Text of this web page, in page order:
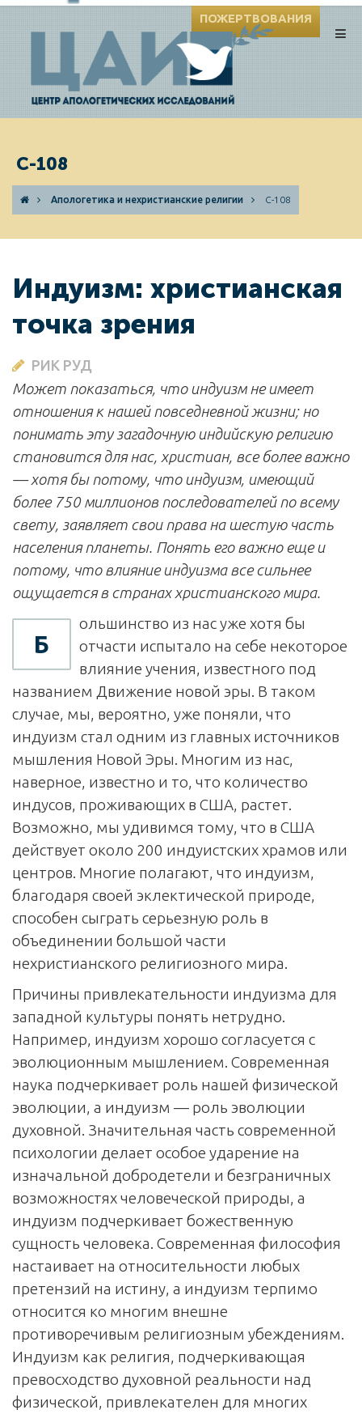
ПОЖЕРТВОВАНИЯ
C-108
Апологетика и нехристианские религии C-108
Индуизм: христианская
точка зрения
РИК РУД
Может показаться, что индуизм не имеет
отношения к нашей повседневной жизни; но
понимать эту загадочную индийскую религию
становится для нас, христиан, все более важно
— хотя бы потому, что индуизм, имеющий
более 750 миллионов последователей по всему
свету, заявляет свои права на шестую часть
населения планеты. Понять его важно еще и
потому, что влияние индуизма все сильнее
ощущается в странах христианского мира.
Б
ольшинство из нас уже хотя бы
отчасти испытало на себе некоторое
влияние учения, известного под
названием Движение новой эры. В таком
случае, мы, вероятно, уже поняли, что
индуизм стал одним из главных источников
мышления Новой Эры. Многим из нас,
наверное, известно и то, что количество
индусов, проживающих в США, растет.
Возможно, мы удивимся тому, что в США
действует около 200 индуистских храмов или
центров. Многие полагают, что индуизм,
благодаря своей эклектической природе,
способен сыграть серьезную роль в
объединении большой части
нехристианского религиозного мира.
Причины привлекательности индуизма для
западной культуры понять нетрудно.
Например, индуизм хорошо согласуется с
эволюционным мышлением. Современная
наука подчеркивает роль нашей физической
эволюции, а индуизм — роль эволюции
духовной. Значительная часть современной
психологии делает особое ударение на
изначальной добродетели и безграничных
возможностях человеческой природы, а
индуизм подчеркивает божественную
сущность человека. Современная философия
настаивает на относительности любых
претензий на истину, а индуизм терпимо
относится ко многим внешне
противоречивым религиозным убеждениям.
Индуизм как религия, подчеркивающая
превосходство духовной реальности над
физической, привлекателен для многих